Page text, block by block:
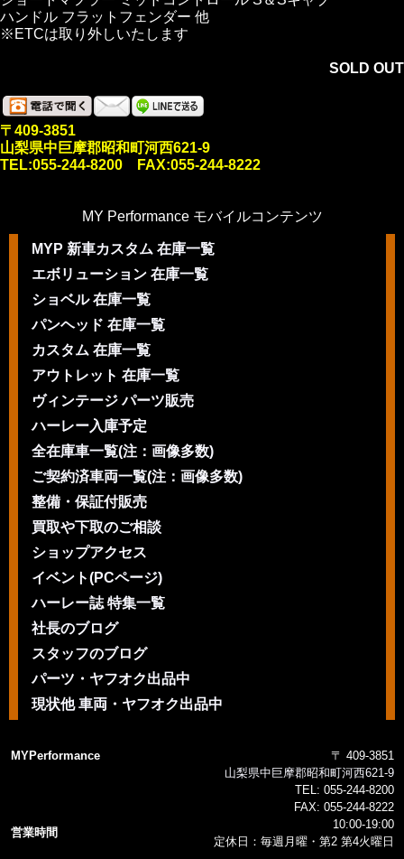
ハンドル フラットフェンダー 他
※ETCは取り外しいたします
SOLD OUT
〒409-3851
山梨県中巨摩郡昭和町河西621-9
TEL:055-244-8200 FAX:055-244-8222
MY Performance モバイルコンテンツ
MYP 新車カスタム 在庫一覧
エボリューション 在庫一覧
ショベル 在庫一覧
パンヘッド 在庫一覧
カスタム 在庫一覧
アウトレット 在庫一覧
ヴィンテージ パーツ販売
ハーレー入庫予定
全在庫車一覧(注：画像多数)
ご契約済車両一覧(注：画像多数)
整備・保証付販売
買取や下取のご相談
ショップアクセス
イベント(PCページ)
ハーレー誌 特集一覧
社長のブログ
スタッフのブログ
パーツ・ヤフオク出品中
現状他 車両・ヤフオク出品中
MYPerformance
〒 409-3851
山梨県中巨摩郡昭和町河西621-9
TEL: 055-244-8200
FAX: 055-244-8222
営業時間
10:00-19:00
定休日：毎週月曜・第2 第4火曜日